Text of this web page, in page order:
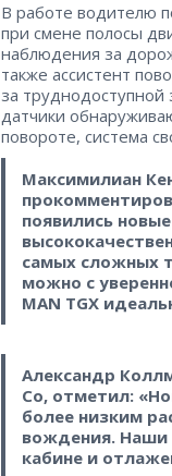
В работе водителю
при смене полосы
наблюдения за
также ассистент
за труднодоступной
датчики
повороте, система
Максимилиан
появились
самых сложных
можно с
MAN TGX
Александр
Co, отметил:
более низким
вождения. Наши
кабине и